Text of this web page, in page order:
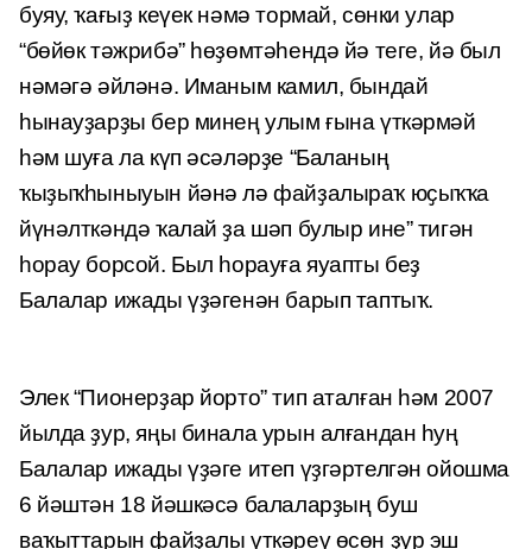
буяу, ҡағыҙ кеүек нәмә тормай, сөнки улар
“бөйөк тәжрибә” һөҙөмтәһендә йә теге, йә был
нәмәгә әйләнә. Иманым камил, бындай
һынауҙарҙы бер минең улым ғына үткәрмәй
һәм шуға ла күп әсәләрҙе “Баланың
ҡыҙыҡһыныуын йәнә лә файҙалыраҡ юҫыҡҡа
йүнәлткәндә ҡалай ҙа шәп булыр ине” тигән
һорау борсой. Был һорауға яуапты беҙ
Балалар ижады үҙәгенән барып таптыҡ.
Элек “Пионерҙар йорто” тип аталған һәм 2007
йылда ҙур, яңы бинала урын алғандан һуң
Балалар ижады үҙәге итеп үҙгәртелгән ойошма
6 йәштән 18 йәшкәсә балаларҙың буш
ваҡыттарын файҙалы үткәреү өсөн ҙур эш